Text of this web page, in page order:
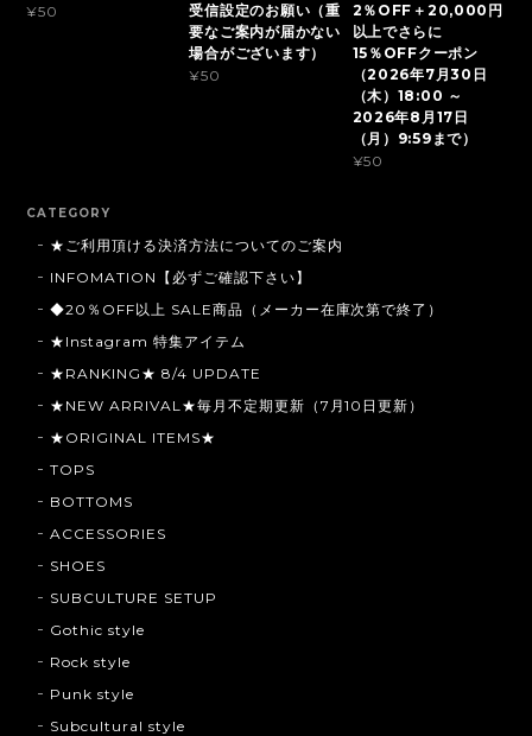
¥50
受信設定のお願い（重
要なご案内が届かない
場合がございます）
¥50
2％OFF＋20,000円
以上でさらに
15％OFFクーポン
（2026年7月30日
（木）18:00 ～
2026年8月17日
（月）9:59まで）
¥50
CATEGORY
★ご利用頂ける決済方法についてのご案内
INFOMATION【必ずご確認下さい】
◆20％OFF以上 SALE商品（メーカー在庫次第で終了）
★Instagram 特集アイテム
★RANKING★ 8/4 UPDATE
★NEW ARRIVAL★毎月不定期更新（7月10日更新）
★ORIGINAL ITEMS★
TOPS
BOTTOMS
ACCESSORIES
SHOES
SUBCULTURE SETUP
Gothic style
Rock style
Punk style
Subcultural style